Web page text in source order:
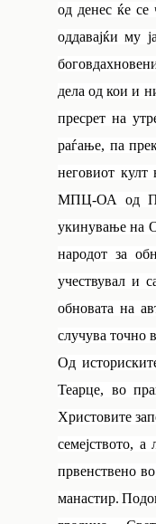
од денес ќе се
оддавајќи му
дела од кои и
пресрет на
раѓање, па
неговиот култ
МПЦ-ОА од
укинување на
народот за
учествувал и
обновата на
случува точно
Од
Теарце, во
Христовите
семејството,
првенствено
манастир.